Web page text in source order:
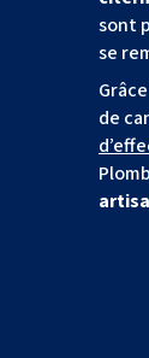
sont
se
de